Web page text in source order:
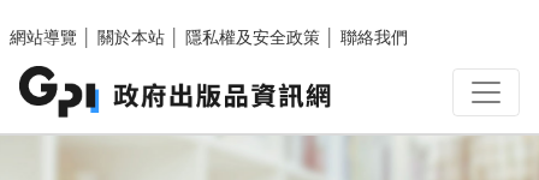
網站導覽
關於本站 隱私權及安全政策 聯絡我們